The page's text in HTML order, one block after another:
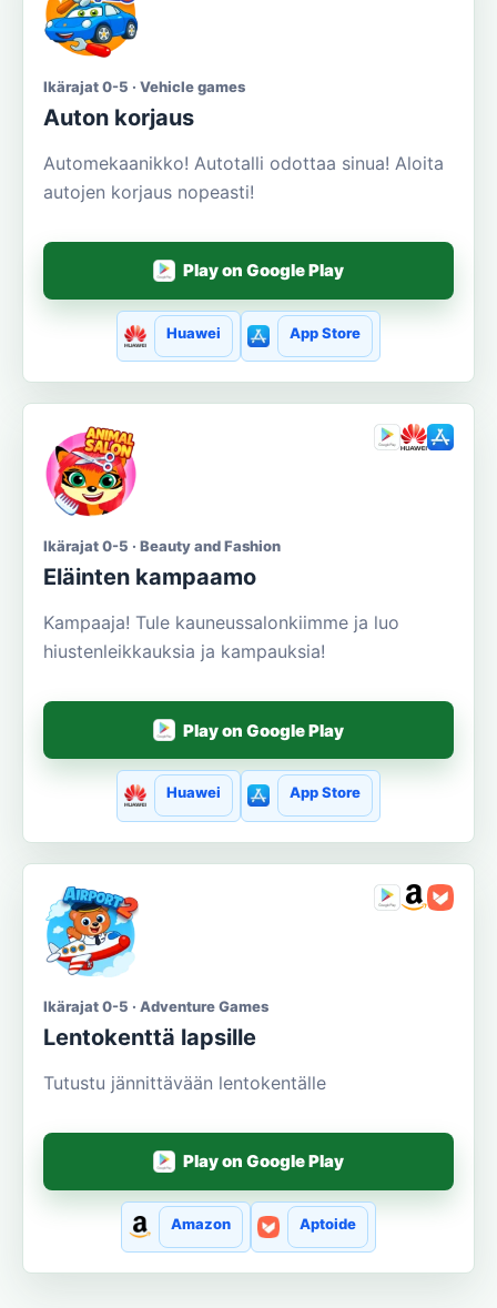
Ikärajat 0-5 · Vehicle games
Auton korjaus
Automekaanikko! Autotalli odottaa sinua! Aloita
autojen korjaus nopeasti!
Play on Google Play
Huawei App Store
Ikärajat 0-5 · Beauty and Fashion
Eläinten kampaamo
Kampaaja! Tule kauneussalonkiimme ja luo
hiustenleikkauksia ja kampauksia!
Play on Google Play
Huawei App Store
Ikärajat 0-5 · Adventure Games
Lentokenttä lapsille
Tutustu jännittävään lentokentälle
Play on Google Play
Amazon Aptoide